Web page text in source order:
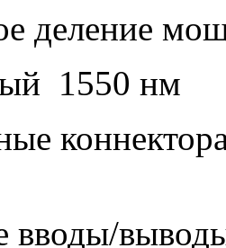
деление
1550 нм
вводы/